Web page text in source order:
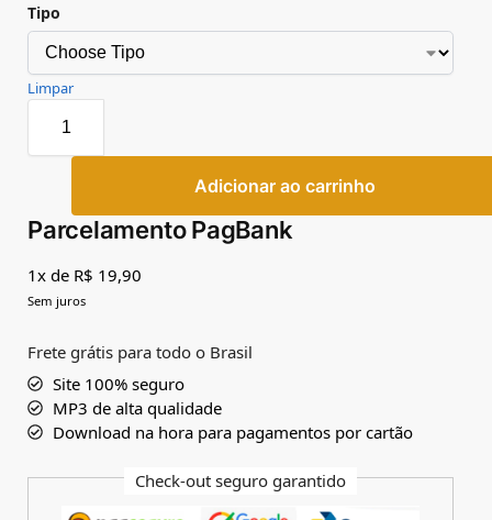
Tipo
Limpar
Adicionar ao carrinho
Parcelamento PagBank
1x de R$ 19,90
Sem juros
Frete grátis para todo o Brasil
Site 100% seguro
MP3 de alta qualidade
Download na hora para pagamentos por cartão
Check-out seguro garantido